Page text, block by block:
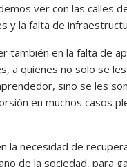
ver con las calles
y la falta de
también en la falta de
a quienes no solo se
sino se les
en muchos casos
la necesidad de
de la sociedad, para